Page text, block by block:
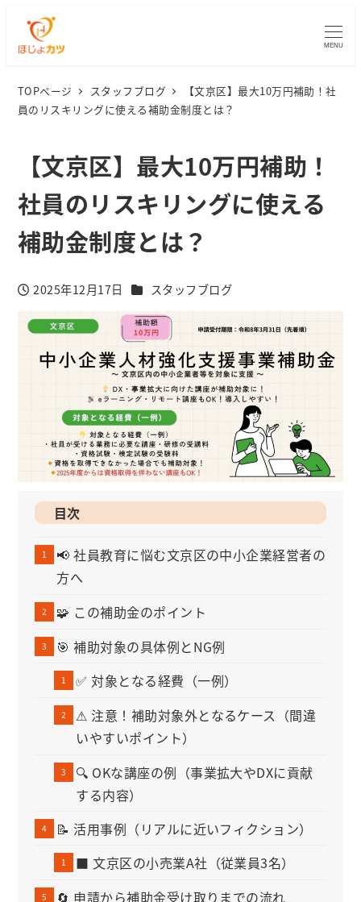
MENU
TOPページ スタッフブログ
【文京区】最大10万円補助！社
員のリスキリングに使える補助金制度とは？
【文京区】最大10万円補助！
社員のリスキリングに使える
補助金制度とは？
投稿日
2025年12月17日 カテゴリー
スタッフブログ
目次
📢 社員教育に悩む文京区の中小企業経営者の
方へ
🧩 この補助金のポイント
🎯 補助対象の具体例とNG例
✅ 対象となる経費（一例）
⚠ 注意！補助対象外となるケース（間違
いやすいポイント）
🔍 OKな講座の例（事業拡大やDXに貢献
する内容）
📝 活用事例（リアルに近いフィクション）
■ 文京区の小売業A社（従業員3名）
🔄 申請から補助金受け取りまでの流れ